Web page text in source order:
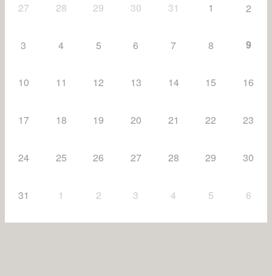
27 28 29 30 31 1 2
3 4 5 6 7 8 9
10 11 12 13 14 15 16
17 18 19 20 21 22 23
24 25 26 27 28 29 30
31 1 2 3 4 5 6